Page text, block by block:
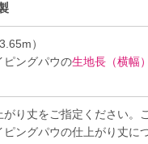
）
ングパウの生地長（横幅
がり丈をご指定ください。
ングパウの仕上がり丈に